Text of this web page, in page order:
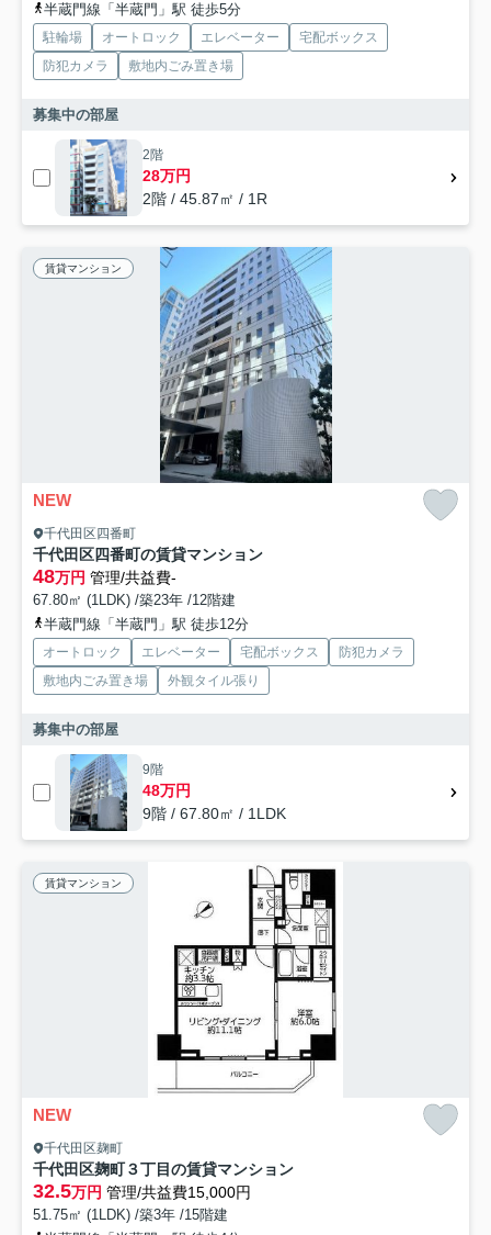
半蔵門線「半蔵門」駅 徒歩5分
駐輪場 オートロック エレベーター
宅配ボックス
防犯カメラ
敷地内ごみ置き場
募集中の部屋
2階
28万円
2階 / 45.87㎡ / 1R
賃貸マンション
NEW
千代田区四番町
千代田区四番町の賃貸マンション
48万円 管理/共益費-
67.80㎡ (1LDK) /築23年 /12階建
半蔵門線「半蔵門」駅 徒歩12分
オートロック エレベーター 宅配ボックス
防犯カメラ
敷地内ごみ置き場
外観タイル張り
募集中の部屋
9階
48万円
9階 / 67.80㎡ / 1LDK
賃貸マンション
NEW
千代田区麹町
千代田区麹町３丁目の賃貸マンション
32.5万円 管理/共益費15,000円
51.75㎡ (1LDK) /築3年 /15階建